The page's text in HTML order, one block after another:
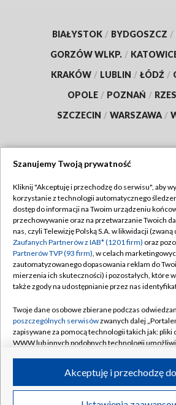
BIAŁYSTOK / BYDGOSZCZ /
GORZÓW WLKP. /
KRAKÓW / LUBLIN / ŁÓDŹ /
OPOLE / POZNAŃ /
SZCZECIN / WARSZAWA /
TVP
Abonament TVP
Emisja w TVP
Centrum informacji TVP
Naziemna Telewizja Cyfrowa
Rada Programowa
System NOS
Informacje o nadawcy
Program dla prasy
Regulamin TVP
Polityka
Moje zgody
Pomoc
Kontakt
Kanały
©2026 Telewizja Polska S.A.
Szanujemy Twoją prywatność
Kliknij "Akceptuję i przechodzę do serwisu", aby
korzystanie z technologii automatycznego
dostęp do informacji na Twoim urządzeniu
przechowywanie oraz na przetwarzanie Twoich
nas, czyli Telewizję Polską S.A. w likwidacji (zwaną
Zaufanych Partnerów z IAB* (1201 firm) oraz
Partnerów TVP (93 firm), w celach
zautomatyzowanego dopasowania reklam do
mierzenia ich skuteczności) i pozostałych, które
także zgody na udostępnianie przez nas
Twoje dane osobowe zbierane podczas
poszczególnych serwisówzwanych dalej
zapisywane za pomocą technologii takich jak:
WWW lub innych podobnych technologii
ruchu w Internecie.
Twoje dane osobowe zbierane podczas
Akceptuję i przechodzę